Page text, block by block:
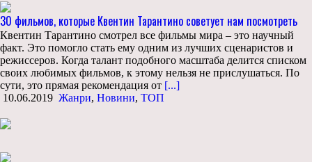
30 фильмов, которые Квентин Тарантино советует нам посмотреть
Квентин Тарантино смотрел все фильмы мира – это научный
факт. Это помогло стать ему одним из лучших сценаристов и
режиссеров. Когда талант подобного масштаба делится списком
своих любимых фильмов, к этому нельзя не прислушаться. По
сути, это прямая рекомендация от [...]
10.06.2019 Жанри, Новини, ТОП